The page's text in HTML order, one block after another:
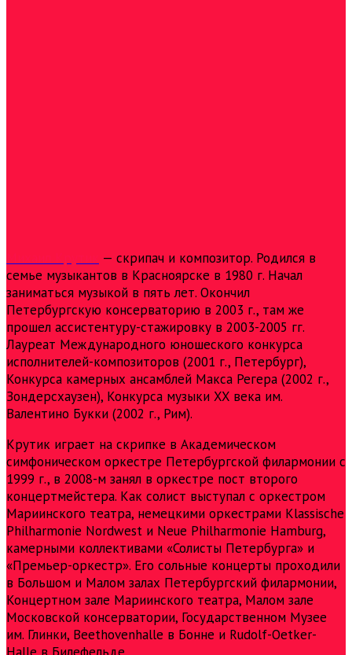
— скрипач и композитор. Родился в
семье музыкантов в Красноярске в 1980 г. Начал
заниматься музыкой в пять лет. Окончил
Петербургскую консерваторию в 2003 г., там же
прошел ассистентуру-стажировку в 2003-2005 гг.
Лауреат Международного юношеского конкурса
исполнителей-композиторов (2001 г., Петербург),
Конкурса камерных ансамблей Макса Регера (2002 г.,
Зондерсхаузен), Конкурса музыки XX века им.
Валентино Букки (2002 г., Рим).
Крутик играет на скрипке в Академическом
симфоническом оркестре Петербургской филармонии с
1999 г., в 2008-м занял в оркестре пост второго
концертмейстера. Как солист выступал с оркестром
Мариинского театра, немецкими оркестрами Klassische
Philharmonie Nordwest и Neue Philharmonie Hamburg,
камерными коллективами «Солисты Петербурга» и
«Премьер-оркестр». Его сольные концерты проходили
в Большом и Малом залах Петербургский филармонии,
Концертном зале Мариинского театра, Малом зале
Московской консерватории, Государственном Музее
им. Глинки, Beethovenhalle в Бонне и Rudolf-Oetker-